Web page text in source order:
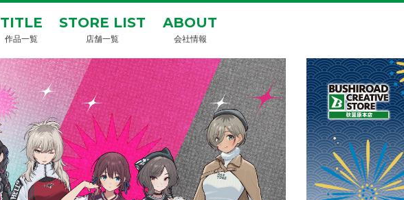
TITLE
作品一覧
STORE LIST
店舗一覧
ABOUT
会社情報